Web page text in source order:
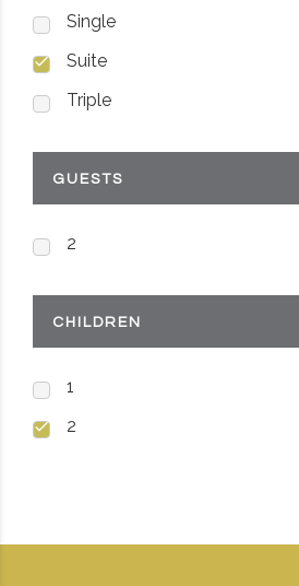
Single
Suite
Triple
GUESTS
2
CHILDREN
1
2